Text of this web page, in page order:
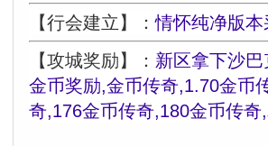
【行会建立】：情怀纯净版
【攻城奖励】： 新区拿下沙
金币奖励,金币传奇,1.70金币
奇,176金币传奇,180金币传